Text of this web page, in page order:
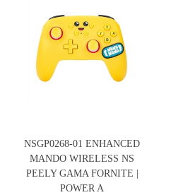
NSGP0268-01 ENHANCED
MANDO WIRELESS NS
PEELY GAMA FORNITE |
POWER A